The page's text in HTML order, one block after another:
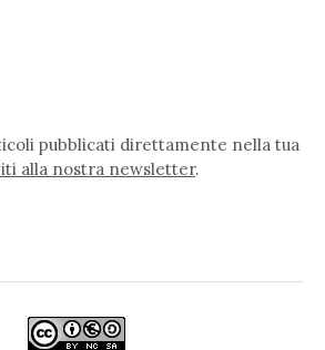
pubblicati direttamente nella tua
alla nostra newsletter.